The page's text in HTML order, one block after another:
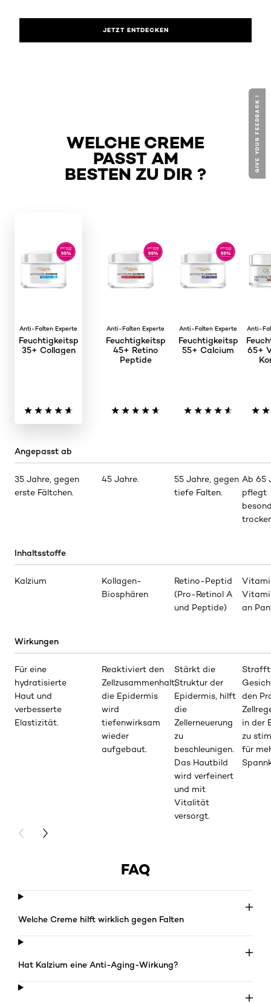
JETZT ENTDECKEN
WELCHE CREME
PASST AM
BESTEN ZU DIR ?
Anti-Falten Experte
Feuchtigkeitspflege
35+ Collagen
Angepasst ab
35 Jahre, gegen
erste Fältchen.
Inhaltsstoffe
Kalzium
Wirkungen
Für eine
hydratisierte
Haut und
verbesserte
Elastizität.
Anti-Falten Experte
Feuchtigkeitspflege
45+ Retino
Peptide
45 Jahre.
Kollagen-
Biosphären
Reaktiviert den
Zellzusammenhalt,
die Epidermis
wird
tiefenwirksam
wieder
aufgebaut.
Anti-Falten Experte
Feuchtigkeitspflege
55+ Calcium
55 Jahre, gegen
tiefe Falten.
Retino-Peptid
(Pro-Retinol A
und Peptide)
Stärkt die
Struktur der
Epidermis, hilft
die
Zellerneuerung
zu
beschleunigen.
Das Hautbild
wird verfeinert
und mit
Vitalität
versorgt.
Anti-
65+
Ab 65
pflegt
an
Strafft
den
in der
zu
für
PREVIOUS CARD
NEXT CARD
FAQ
Welche Creme hilft wirklich gegen Falten
Hat Kalzium eine Anti-Aging-Wirkung?
GIVE YOUR FEEDBACK !